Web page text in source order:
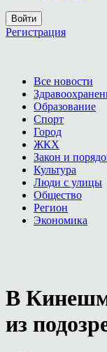
Войти
Регистрация
Все новости
Образование
Спорт
Город
ЖКХ
Закон и
Культура
Люди с улицы
Общество
Регион
Экономика
В
из